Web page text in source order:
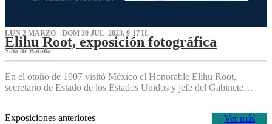
LUN 2 MARZO - DOM 30 JUL 2023, 9-17 H.
Elihu Root, exposición fotográfica
Sala de Batalla
En el otoño de 1907 visitó México el Honorable Elihu Root,
secretario de Estado de los Estados Unidos y jefe del Gabinete…
Ver más
Exposiciones anteriores